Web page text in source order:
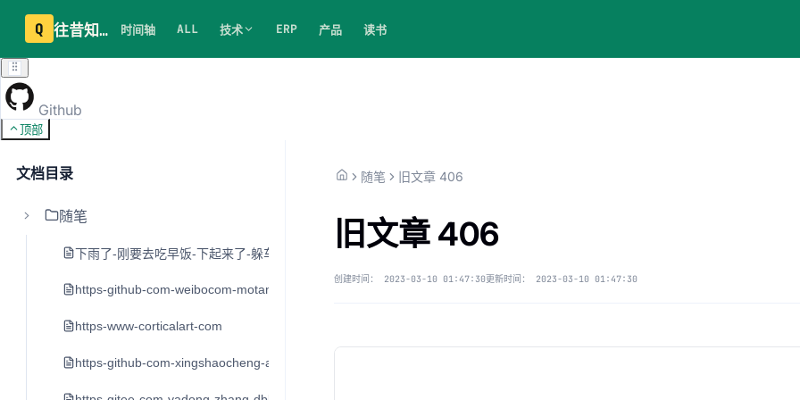
Q 往昔知识库 时间轴 ALL 技术 ERP 产品 读书
Github
顶部
文档目录
随笔
下雨了-刚要去吃早饭-下起来了-躲车里20分钟
https-github-com-weibocom-motan
https-www-corticalart-com
https-github-com-xingshaocheng-architect-awesome
随笔 旧文章 406
旧文章 406
创建时间： 2023-03-10 01:47:30更新时间： 2023-03-10 01:47:30